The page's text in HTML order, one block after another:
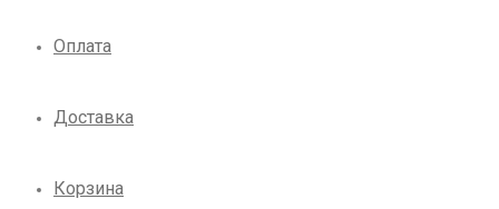
Оплата
Доставка
Корзина